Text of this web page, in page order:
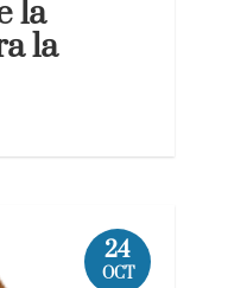
la
la
24
OCT